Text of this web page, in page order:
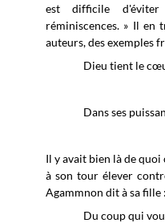
est difficile
réminiscences. » Il en
auteurs, des exemples
Dieu tient le
Dans ses
Il y avait bien là de
à son tour élever
Agammnon dit à sa fille :
Du coup qui